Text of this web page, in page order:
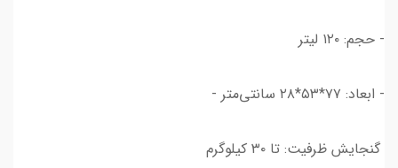
- حجم: ۱۲۰ لیتر
- ابعاد: ۷۷*۵۳*۲۸ سانتی‌متر -
گنجایش ظرفیت: تا ۳۰ کیلوگرم